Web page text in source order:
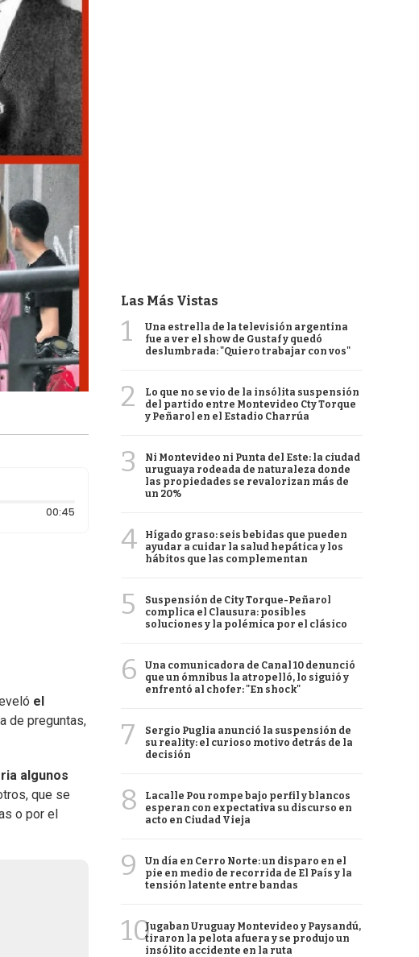
00:45Duración: 45 segundos
el
de preguntas,
algunos
que se
o por el
Las Más Vistas
1
Una estrella de la televisión argentina
fue a ver el show de Gustaf y quedó
deslumbrada: "Quiero trabajar con vos"
2
Lo que no se vio de la insólita suspensión
del partido entre Montevideo Cty Torque
y Peñarol en el Estadio Charrúa
3
Ni Montevideo ni Punta del Este: la ciudad
uruguaya rodeada de naturaleza donde
las propiedades se revalorizan más de
un 20%
4
Hígado graso: seis bebidas que pueden
ayudar a cuidar la salud hepática y los
hábitos que las complementan
5
Suspensión de City Torque-Peñarol
complica el Clausura: posibles
soluciones y la polémica por el clásico
6
Una comunicadora de Canal 10 denunció
que un ómnibus la atropelló, lo siguió y
enfrentó al chofer: "En shock"
7
Sergio Puglia anunció la suspensión de
su reality: el curioso motivo detrás de la
decisión
8
Lacalle Pou rompe bajo perfil y blancos
esperan con expectativa su discurso en
acto en Ciudad Vieja
9
Un día en Cerro Norte: un disparo en el
pie en medio de recorrida de El País y la
tensión latente entre bandas
10Jugaban Uruguay Montevideo y Paysandú,
tiraron la pelota afuera y se produjo un
insólito accidente en la ruta